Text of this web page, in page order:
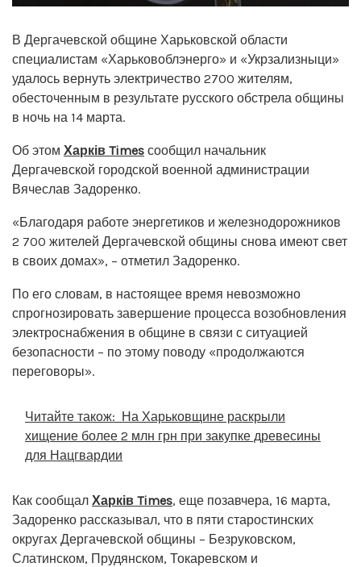
В Дергачевской общине Харьковской области
специалистам «Харьковоблэнерго» и «Укрзализныци»
удалось вернуть электричество 2700 жителям,
обесточенным в результате русского обстрела общины
в ночь на 14 марта.
Об этом Харків Times сообщил начальник
Дергачевской городской военной администрации
Вячеслав Задоренко.
«Благодаря работе энергетиков и железнодорожников
2 700 жителей Дергачевской общины снова имеют свет
в своих домах», – отметил Задоренко.
По его словам, в настоящее время невозможно
спрогнозировать завершение процесса возобновления
электроснабжения в общине в связи с ситуацией
безопасности – по этому поводу «продолжаются
переговоры».
Читайте також: На Харьковщине раскрыли
хищение более 2 млн грн при закупке древесины
для Нацгвардии
Как сообщал Харків Times, еще позавчера, 16 марта,
Задоренко рассказывал, что в пяти старостинских
округах Дергачевской общины – Безруковском,
Слатинском, Прудянском, Токаревском и